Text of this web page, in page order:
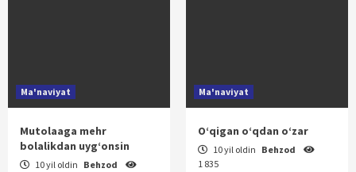
Ma'naviyat
Mutolaaga mehr
bolalikdan uyg‘onsin
10 yil oldin Behzod
Ma'naviyat
O‘qigan o‘qdan o‘zar
10 yil oldin Behzod
1 835